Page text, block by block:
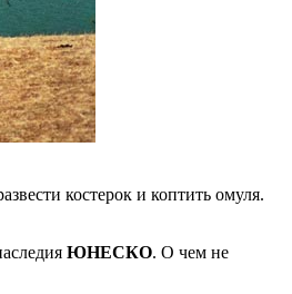
костерок и коптить омуля.
ЮНЕСКО. О чем не